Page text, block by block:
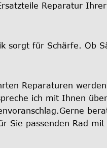
Reparatur
sorgt für Schärfe. Ob
Reparaturen
ich mit Ihnen
Sie passenden Rad